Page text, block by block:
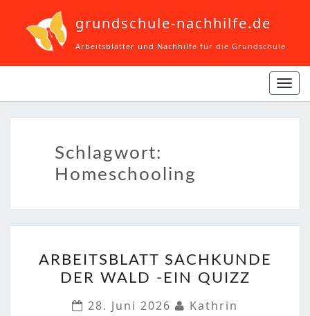
grundschule-nachhilfe.de
Arbeitsblätter und Nachhilfe für die Grundschule
ein-/
Schlagwort:
Homeschooling
SACHKUNDE
DER
WALD
ARBEITSBLATT SACHKUNDE
DER WALD -EIN QUIZZ
28. Juni 2026
Kathrin